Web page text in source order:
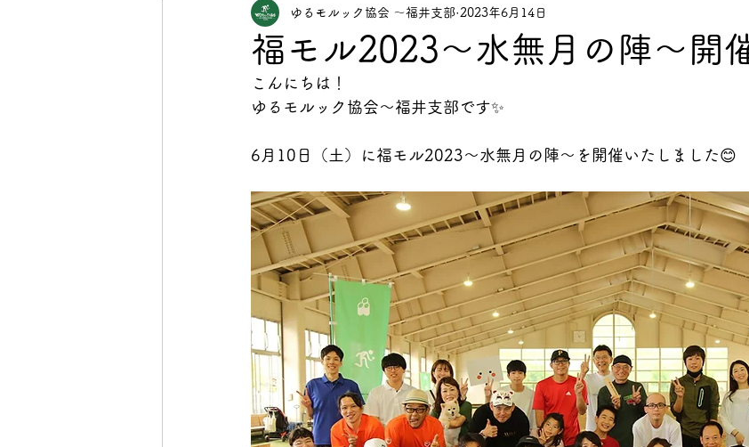
モルックイベント 練習会情報
大会エントリー
福モル2023〜水無月の陣〜開
ゆるモルック協会 〜福井支部 2023年6月14日
こんにちは！
ゆるモルック協会〜福井支部です✨
6月10日（土）に福モル2023〜水無月の陣〜を開催いたしました😊